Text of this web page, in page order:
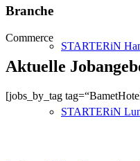
STARTERiN
STARTERiN
Branche
Commerce
Aktuelle
[jobs_by_tag